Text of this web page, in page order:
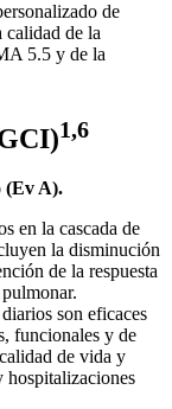
de
calidad de la
5.5 y de la
1,6
(Ev A).
en la cascada de
la disminución
de la respuesta
son eficaces
funcionales y de
de vida y
hospitalizaciones